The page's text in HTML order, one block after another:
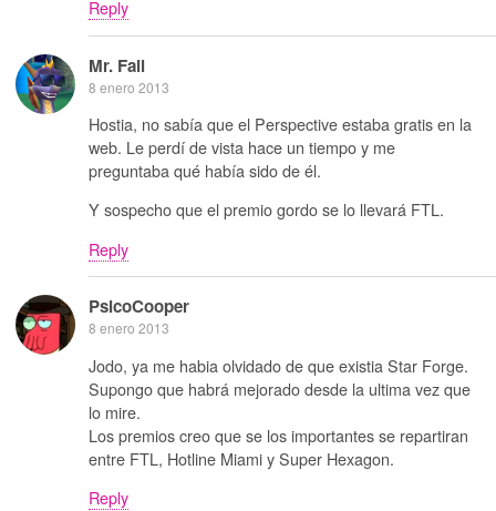
Reply
Mr. Fail
8 enero 2013
Hostia, no sabía que el Perspective estaba gratis en la
web. Le perdí de vista hace un tiempo y me
preguntaba qué había sido de él.
Y sospecho que el premio gordo se lo llevará FTL.
Reply
PsicoCooper
8 enero 2013
Jodo, ya me habia olvidado de que existia Star Forge.
Supongo que habrá mejorado desde la ultima vez que
lo mire.
Los premios creo que se los importantes se repartiran
entre FTL, Hotline Miami y Super Hexagon.
Reply